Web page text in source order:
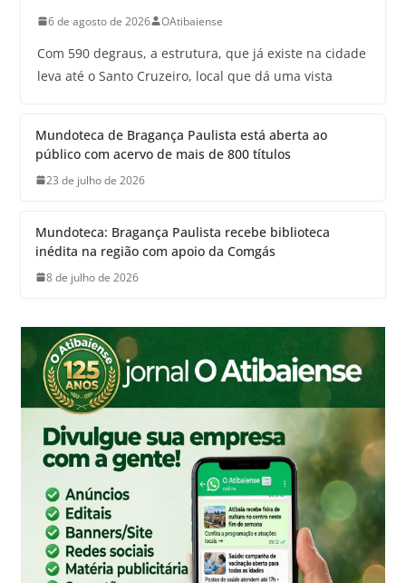
6 de agosto de 2026 OAtibaiense
Com 590 degraus, a estrutura, que já existe na cidade
leva até o Santo Cruzeiro, local que dá uma vista
Mundoteca de Bragança Paulista está aberta ao
público com acervo de mais de 800 títulos
23 de julho de 2026
Mundoteca: Bragança Paulista recebe biblioteca
inédita na região com apoio da Comgás
8 de julho de 2026